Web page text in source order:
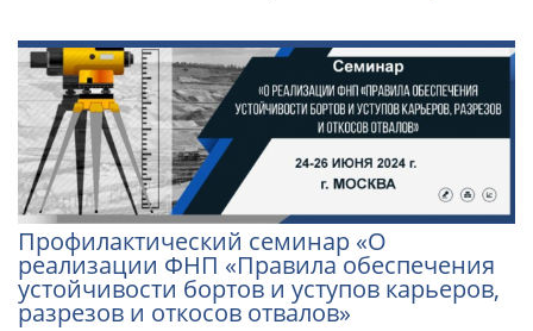
Профилактический семинар «О
реализации ФНП «Правила обеспечения
устойчивости бортов и уступов карьеров,
разрезов и откосов отвалов»